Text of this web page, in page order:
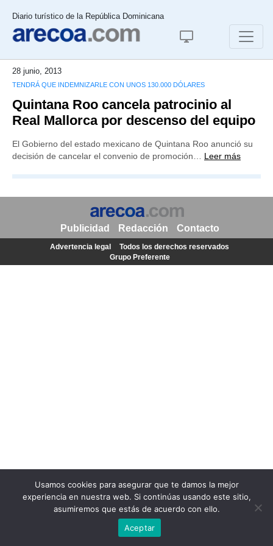
Diario turístico de la República Dominicana
28 junio, 2013
TENDRÁ QUE INDEMNIZARLE CON UNOS 130.000 DÓLARES
Quintana Roo cancela patrocinio al
Real Mallorca por descenso del equipo
El Gobierno del estado mexicano de Quintana Roo anunció su
decisión de cancelar el convenio de promoción… Leer más
Usamos cookies para asegurar que te damos la mejor
experiencia en nuestra web. Si continúas usando este sitio,
asumiremos que estás de acuerdo con ello.
Aceptar
Publicidad Redacción Contacto
Advertencia legal
Todos los derechos reservados
Grupo Preferente